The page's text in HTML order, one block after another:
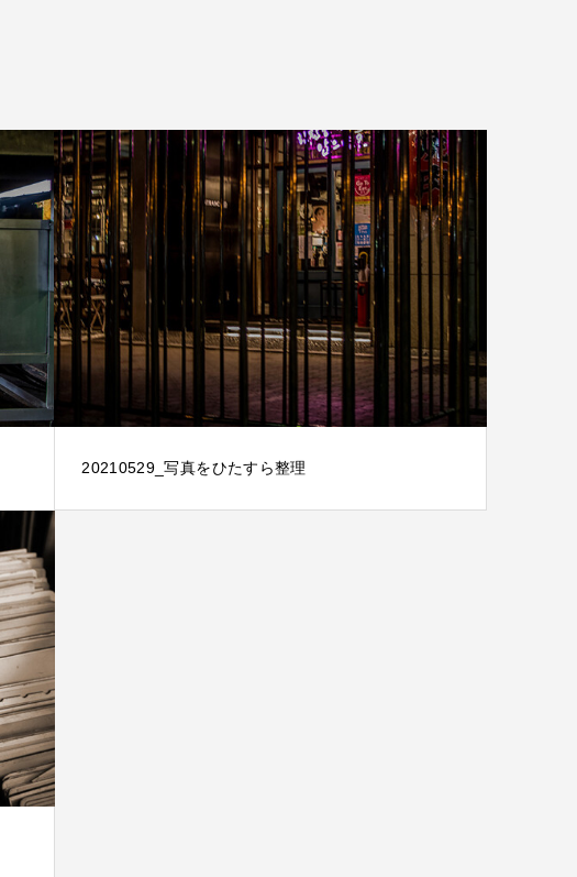
20210529_写真をひたすら整理